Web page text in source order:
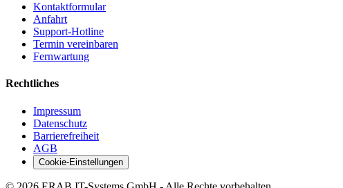
Kontaktformular
Anfahrt
Support-Hotline
Termin vereinbaren
Fernwartung
Rechtliches
Impressum
Datenschutz
Barrierefreiheit
AGB
Cookie-Einstellungen